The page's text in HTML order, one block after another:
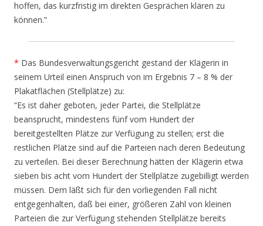
hoffen, das kurzfristig im direkten Gesprächen klären zu
können.”
* Das Bundesverwaltungsgericht gestand der Klägerin in
seinem Urteil einen Anspruch von im Ergebnis 7 – 8 % der
Plakatflächen (Stellplätze) zu:
“Es ist daher geboten, jeder Partei, die Stellplätze
beansprucht, mindestens fünf vom Hundert der
bereitgestellten Plätze zur Verfügung zu stellen; erst die
restlichen Plätze sind auf die Parteien nach deren Bedeutung
zu verteilen. Bei dieser Berechnung hätten der Klägerin etwa
sieben bis acht vom Hundert der Stellplätze zugebilligt werden
müssen. Dem läßt sich für den vorliegenden Fall nicht
entgegenhalten, daß bei einer, größeren Zahl von kleinen
Parteien die zur Verfügung stehenden Stellplätze bereits